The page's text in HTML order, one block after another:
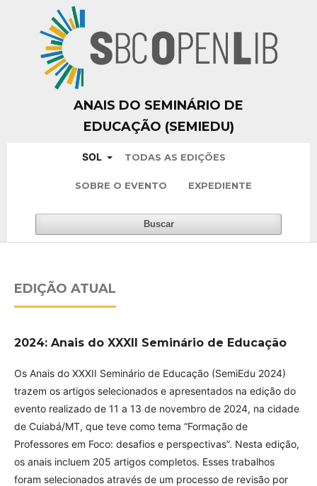
ANAIS DO SEMINÁRIO DE
EDUCAÇÃO (SEMIEDU)
SOL TODAS AS EDIÇÕES
SOBRE O EVENTO EXPEDIENTE
Buscar
EDIÇÃO ATUAL
2024: Anais do XXXII Seminário de Educação
Os Anais do XXXII Seminário de Educação (SemiEdu 2024)
trazem os artigos selecionados e apresentados na edição do
evento realizado de 11 a 13 de novembro de 2024, na cidade
de Cuiabá/MT, que teve como tema “Formação de
Professores em Foco: desafios e perspectivas”. Nesta edição,
os anais incluem 205 artigos completos. Esses trabalhos
foram selecionados através de um processo de revisão por